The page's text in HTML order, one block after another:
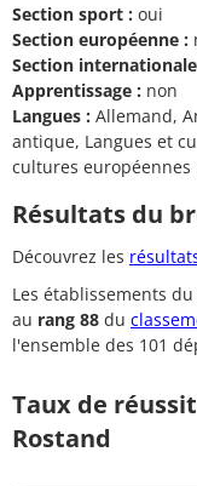
Section sport : oui
Section européenne :
Section
Apprentissage : non
Langues : Allemand,
antique, Langues et
cultures européennes
Résultats du
Découvrez les
Les établissements
au rang 88 du
l'ensemble des 101
Taux de
Rostand